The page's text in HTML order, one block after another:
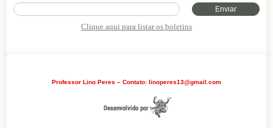
Enviar
Clique aqui para listar os boletins
Professor Lino Peres – Contato: linoperes13@gmail.com